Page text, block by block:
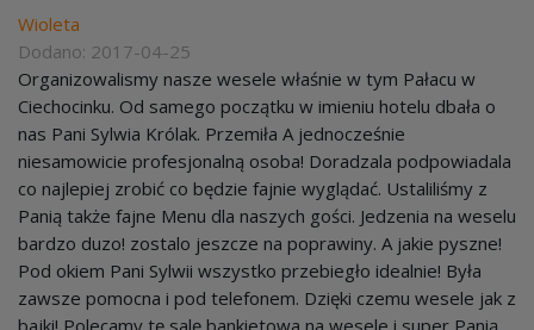
Wioleta
Dodano: 2017-04-25
Organizowalismy nasze wesele właśnie w tym Pałacu w
Ciechocinku. Od samego początku w imieniu hotelu dbała o
nas Pani Sylwia Królak. Przemiła A jednocześnie
niesamowicie profesjonalną osoba! Doradzala podpowiadala
co najlepiej zrobić co będzie fajnie wyglądać. Ustaliliśmy z
Panią także fajne Menu dla naszych gości. Jedzenia na weselu
bardzo duzo! zostalo jeszcze na poprawiny. A jakie pyszne!
Pod okiem Pani Sylwii wszystko przebiegło idealnie! Była
zawsze pomocna i pod telefonem. Dzięki czemu wesele jak z
bajki! Polecamy tę salę bankietowa na wesele i super Panią